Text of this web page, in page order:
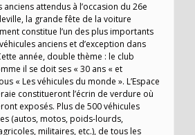
anciens attendus à l’occasion du 26e
la grande fête de la voiture
constitue l’un des plus importants
anciens et d’exception dans
année, double thème : le club
il se doit ses « 30 ans « et
« Les véhicules du monde ». L’Espace
constitueront l’écrin de verdure où
exposés. Plus de 500 véhicules
(autos, motos, poids-lourds,
militaires, etc.), de tous les